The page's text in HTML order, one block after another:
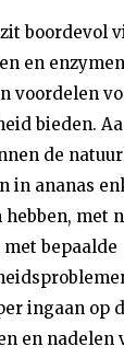
boordevol
en
voordelen
bieden.
de
in ananas
hebben, met
met bepaalde
ingaan op
en nadelen